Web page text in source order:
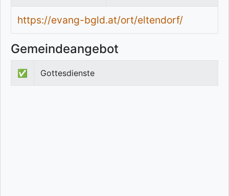
https://evang-bgld.at/ort/eltendorf/
Gemeindeangebot
✅ Gottesdienste